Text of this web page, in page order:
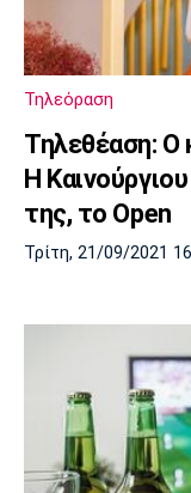
Τηλεόραση
Τηλεθέαση: Ο
Η
της, το Open
Τρίτη, 21/09/2021